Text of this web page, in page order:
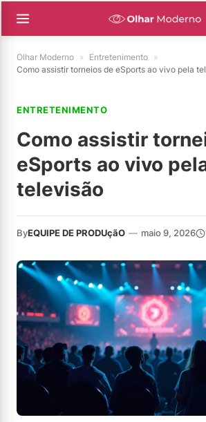
Olhar Moderno » Entretenimento »
Como assistir torneios de eSports ao vivo pela
ENTRETENIMENTO
Como assistir
eSports ao vivo
televisão
ByEQUIPE DE PRODUçãO — maio 9, 2026